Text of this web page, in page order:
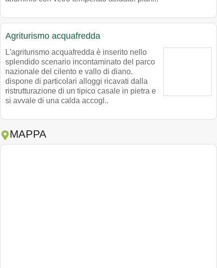
Agriturismo acquafredda
L'agriturismo acquafredda è inserito nello
splendido scenario incontaminato del parco
nazionale del cilento e vallo di diano.
dispone di particolari alloggi ricavati dalla
ristrutturazione di un tipico casale in pietra e
si avvale di una calda accogl..
MAPPA